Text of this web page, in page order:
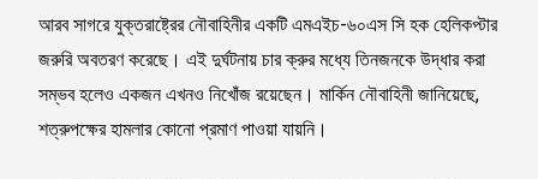
আরব সাগরে যুক্তরাষ্ট্রের নৌবাহিনীর একটি এমএইচ-৬০এস সি হক হেলিকপ্টার
জরুরি অবতরণ করেছে। এই দুর্ঘটনায় চার ক্রুর মধ্যে তিনজনকে উদ্ধার করা
সম্ভব হলেও একজন এখনও নিখোঁজ রয়েছেন। মার্কিন নৌবাহিনী জানিয়েছে,
শত্রুপক্ষের হামলার কোনো প্রমাণ পাওয়া যায়নি।